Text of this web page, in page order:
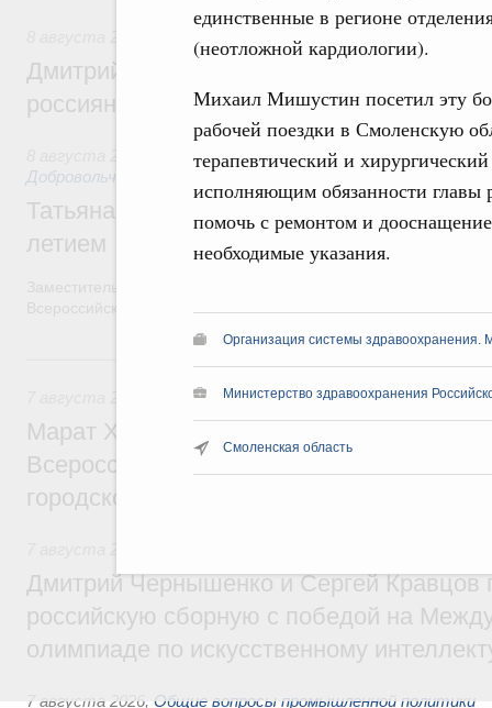
единственные в регионе
(неотложной кардиологии).
Михаил Мишустин посетил эту
рабочей поездки в Смоленскую
терапевтический и
исполняющим обязанности главы
помочь с ремонтом и
необходимые указания.
Организация системы здравоохранения.
Министерство здравоохранения
Смоленская область
Спорт высших достижений и массовый
Дмитрий Чернышенко и Михаил
россиян с Днём физкультурника
Социальные инновации. Некоммерческие
Добровольчество и волонтёрство. Благотворительность
Татьяна Голикова поздравила
летием
7 августа, пятница
Экономика городов. Городская среда
Марат Хуснуллин провёл заседание
Всероссийского конкурса лучших
городской среды
Дмитрий Чернышенко и Сергей Кравцов
российскую сборную с победой на
олимпиаде по искусственному
7 августа 2026, Общие вопросы промышленной политики